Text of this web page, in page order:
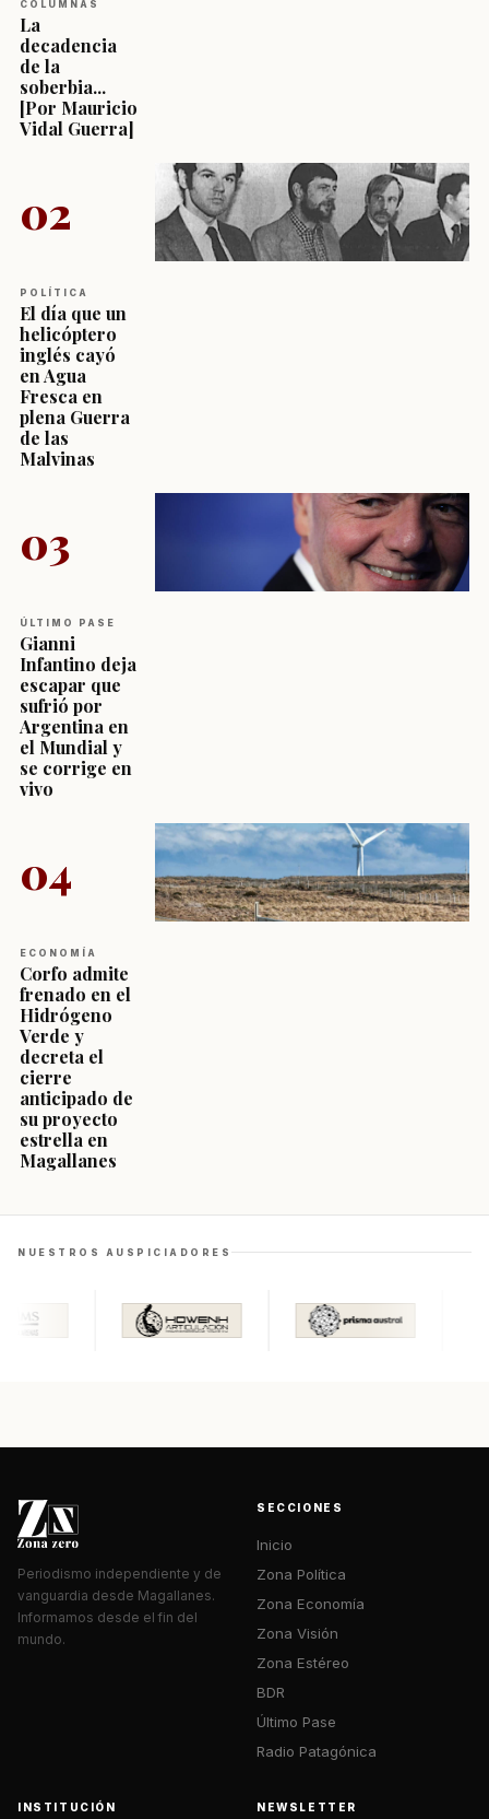
COLUMNAS
La
decadencia
de la
soberbia...
[Por Mauricio
Vidal Guerra]
02
POLÍTICA
El día que un
helicóptero
inglés cayó
en Agua
Fresca en
plena Guerra
de las
Malvinas
03
ÚLTIMO PASE
Gianni
Infantino deja
escapar que
sufrió por
Argentina en
el Mundial y
se corrige en
vivo
04
ECONOMÍA
Corfo admite
frenado en el
Hidrógeno
Verde y
decreta el
cierre
anticipado de
su proyecto
estrella en
Magallanes
NUESTROS AUSPICIADORES
Periodismo independiente y de
vanguardia desde Magallanes.
Informamos desde el fin del
mundo.
SECCIONES
Inicio
Zona Política
Zona Economía
Zona Visión
Zona Estéreo
BDR
Último Pase
Radio Patagónica
INSTITUCIÓN NEWSLETTER